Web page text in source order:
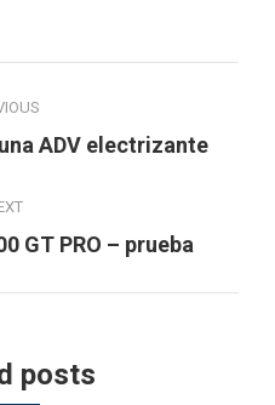
PreviousADV electrizante
NextGT PRO – prueba
posts